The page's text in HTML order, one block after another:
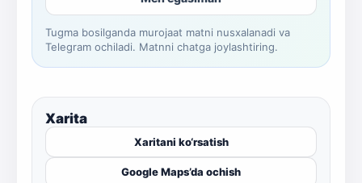
Tugma bosilganda murojaat matni nusxalanadi va
Telegram ochiladi. Matnni chatga joylashtiring.
Xarita
Xaritani ko‘rsatish
Google Maps’da ochish